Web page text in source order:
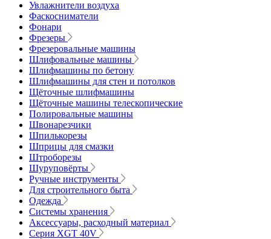
Увлажнители воздуха
Фаскосниматели
Фонари
Фрезеры
Фрезеровальные машины
Шлифовальные машины
Шлифмашины по бетону
Шлифмашины для стен и потолков
Щёточные шлифмашины
Щёточные машины телескопические
Полировальные машины
Швонарезчики
Шпилькорезы
Шприцы для смазки
Штроборезы
Шуруповёрты
Ручные инструменты
Для строительного быта
Одежда
Системы хранения
Аксессуары, расходный материал
Серия XGT 40V